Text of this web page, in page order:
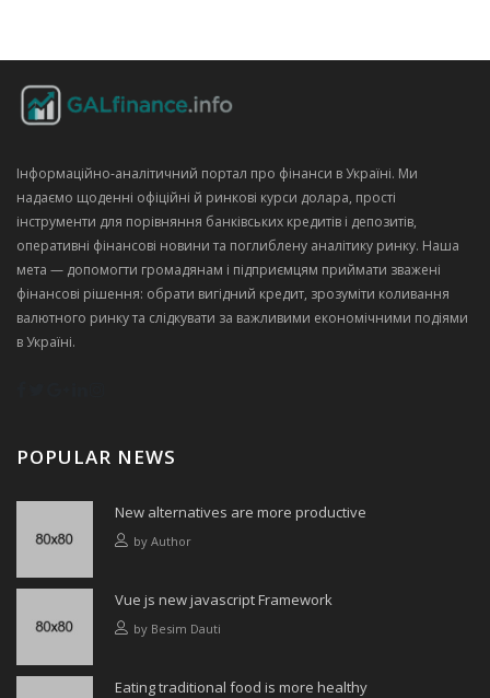
Інформаційно‑аналітичний портал про фінанси в Україні. Ми
надаємо щоденні офіційні й ринкові курси долара, прості
інструменти для порівняння банківських кредитів і депозитів,
оперативні фінансові новини та поглиблену аналітику ринку. Наша
мета — допомогти громадянам і підприємцям приймати зважені
фінансові рішення: обрати вигідний кредит, зрозуміти коливання
валютного ринку та слідкувати за важливими економічними подіями
в Україні.
POPULAR NEWS
New alternatives are more productive
by Author
Vue js new javascript Framework
by Besim Dauti
Eating traditional food is more healthy